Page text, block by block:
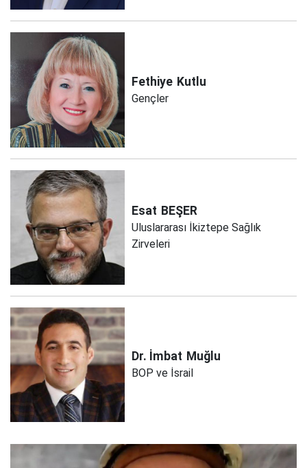
Fethiye Kutlu
Gençler
Esat BEŞER
Uluslararası İkiztepe Sağlık
Zirveleri
Dr. İmbat Muğlu
BOP ve İsrail